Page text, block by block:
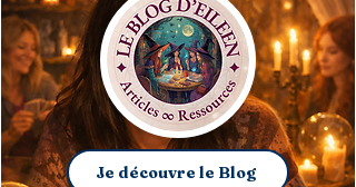
Je découvre le Blog